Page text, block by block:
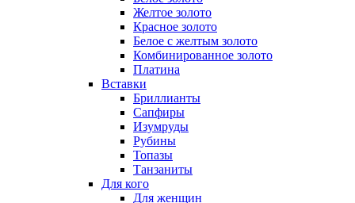
Желтое золото
Красное золото
Белое с желтым золото
Комбинированное золото
Платина
Вставки
Бриллианты
Сапфиры
Изумруды
Рубины
Топазы
Танзаниты
Для кого
Для женщин